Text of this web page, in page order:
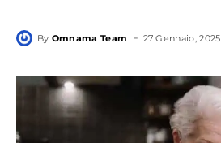
By Omnama Team - 27 Gennaio, 2025